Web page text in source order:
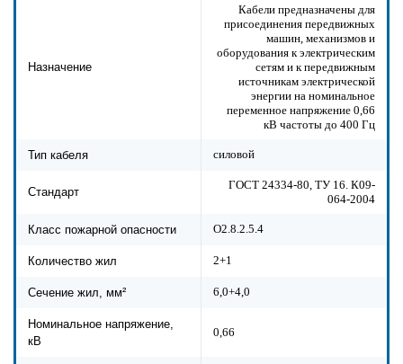
Назначение
Кабели предназначены для
присоединения передвижных
машин, механизмов и
оборудования к электрическим
сетям и к передвижным
источникам электрической
энергии на номинальное
переменное напряжение 0,66
кВ частоты до 400 Гц
Тип кабеля силовой
Стандарт
ГОСТ 24334-80, ТУ 16. К09-
064-2004
Класс пожарной опасности О2.8.2.5.4
Количество жил 2+1
Сечение жил, мм² 6,0+4,0
Номинальное напряжение,
кВ
0,66